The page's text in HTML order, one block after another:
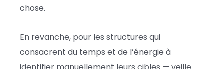
chose.
En revanche, pour les structures qui
consacrent du temps et de l’énergie à